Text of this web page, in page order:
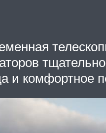
и комфортное